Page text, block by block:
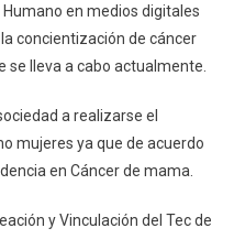
en medios digitales
concientización de cáncer
lleva a cabo actualmente.
a realizarse el
mujeres ya que de acuerdo
en Cáncer de mama.
y Vinculación del Tec de